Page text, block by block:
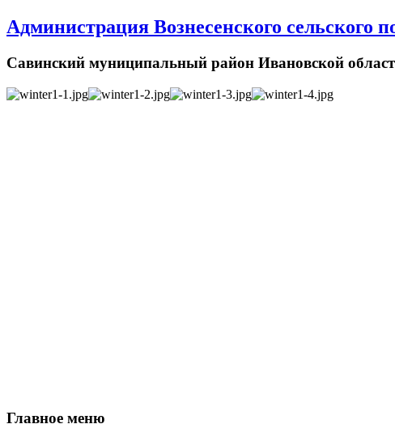
Администрация Вознесенского сельского
Савинский муниципальный район Ивановской
Главное меню